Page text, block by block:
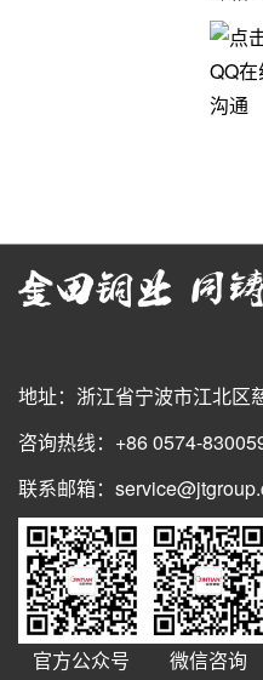
地址：浙江省宁波市江北区
咨询热线：+86 0574-
联系邮箱：
官方公众号 微信咨询